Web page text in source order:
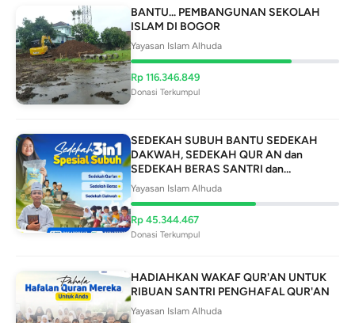
BANTU... PEMBANGUNAN SEKOLAH
ISLAM DI BOGOR
Yayasan Islam Alhuda
Rp 116.346.849
Donasi Terkumpul
SEDEKAH SUBUH BANTU SEDEKAH
DAKWAH, SEDEKAH QUR AN dan
SEDEKAH BERAS SANTRI dan
MASYARAKAT
Yayasan Islam Alhuda
Rp 45.344.467
Donasi Terkumpul
HADIAHKAN WAKAF QUR'AN UNTUK
RIBUAN SANTRI PENGHAFAL QUR'AN
Yayasan Islam Alhuda